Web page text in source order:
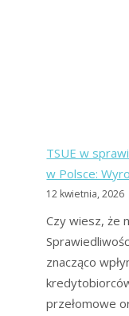
TSUE w
w Polsce:
12 kwietnia, 2026
Czy wiesz, że
znacząco
przełomowe